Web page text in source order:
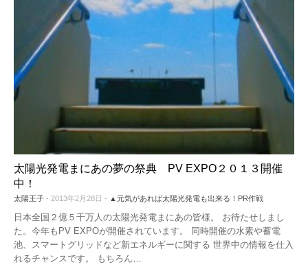
太陽光発電まにあの夢の祭典 PV EXPO２０１３開催
中！
太陽王子 - 2013年2月28日 - ▲元気があれば太陽光発電も出来る！PR作戦
日本全国２億５千万人の太陽光発電まにあの皆様。 お待たせしまし
た。今年もPV EXPOが開催されています。 同時開催の水素や蓄電
池、スマートグリッドなど新エネルギーに関する 世界中の情報を仕入
れるチャンスです。 もちろん…